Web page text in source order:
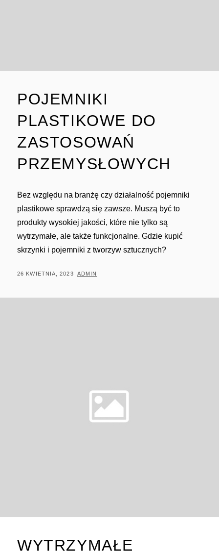
POJEMNIKI
PLASTIKOWE DO
ZASTOSOWAŃ
PRZEMYSŁOWYCH
Bez względu na branżę czy działalność pojemniki
plastikowe sprawdzą się zawsze. Muszą być to
produkty wysokiej jakości, które nie tylko są
wytrzymałe, ale także funkcjonalne. Gdzie kupić
skrzynki i pojemniki z tworzyw sztucznych?
POSTED
26 KWIETNIA, 2023 BY
ADMIN
WYTRZYMAŁE